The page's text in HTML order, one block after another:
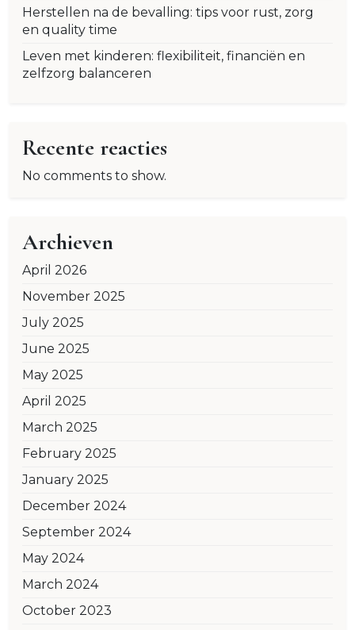
Herstellen na de bevalling: tips voor rust, zorg
en quality time
Leven met kinderen: flexibiliteit, financiën en
zelfzorg balanceren
Recente reacties
No comments to show.
Archieven
April 2026
November 2025
July 2025
June 2025
May 2025
April 2025
March 2025
February 2025
January 2025
December 2024
September 2024
May 2024
March 2024
October 2023